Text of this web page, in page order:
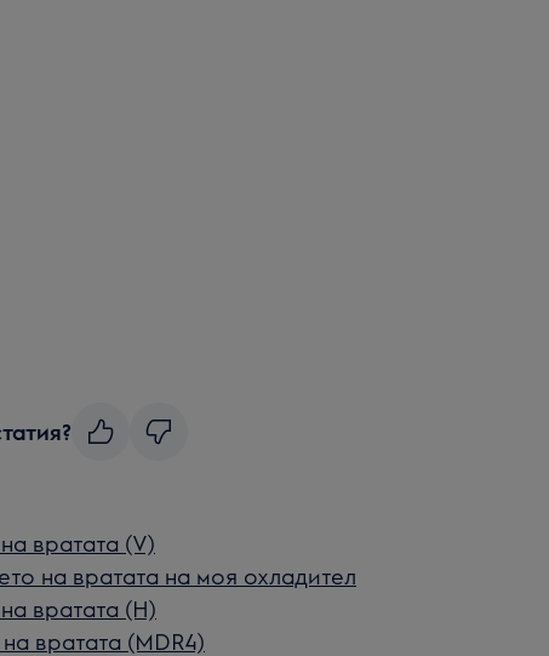
вратата (V)
на вратата на моя охладител
вратата (H)
вратата (MDR4)